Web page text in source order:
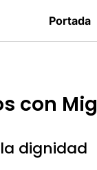
Portada
con
dignidad